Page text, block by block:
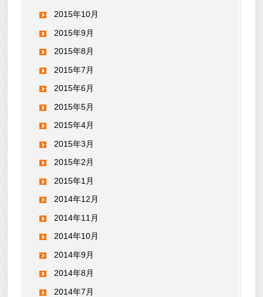
2015年10月
2015年9月
2015年8月
2015年7月
2015年6月
2015年5月
2015年4月
2015年3月
2015年2月
2015年1月
2014年12月
2014年11月
2014年10月
2014年9月
2014年8月
2014年7月